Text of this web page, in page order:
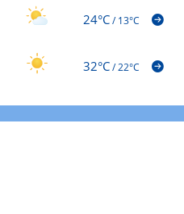
24°C/13°C
32°C/22°C